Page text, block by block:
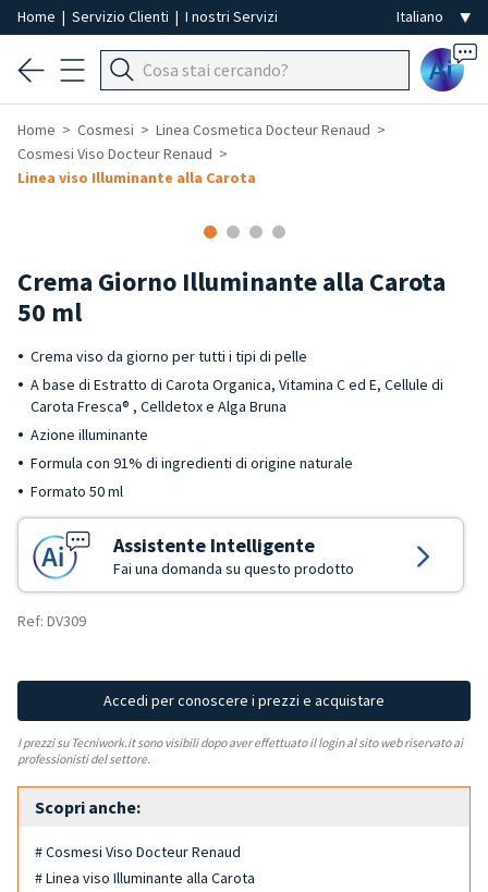
Home | Servizio Clienti | I nostri Servizi
Ai
Home Cosmesi
Linea Cosmetica Docteur Renaud
Cosmesi Viso Docteur Renaud
Linea viso Illuminante alla Carota
Crema Giorno Illuminante alla Carota
50 ml
Crema viso da giorno per tutti i tipi di pelle
A base di Estratto di Carota Organica, Vitamina C ed E, Cellule di
Carota Fresca® , Celldetox e Alga Bruna
Azione illuminante
Formula con 91% di ingredienti di origine naturale
Formato 50 ml
Assistente Intelligente
Fai una domanda su questo prodotto
Ref: DV309
Accedi per conoscere i prezzi e acquistare
I prezzi su Tecniwork.it sono visibili dopo aver effettuato il login al sito web riservato ai
professionisti del settore.
Scopri anche:
# Cosmesi Viso Docteur Renaud
# Linea viso Illuminante alla Carota